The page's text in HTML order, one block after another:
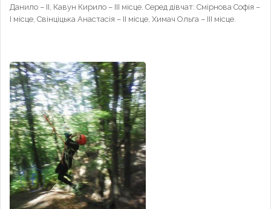
Данило – ІІ, Кавун Кирило – ІІІ місце. Серед дівчат: Смірнова Софія –
І місце, Свінціцька Анастасія – ІІ місце, Химач Ольга – ІІІ місце.